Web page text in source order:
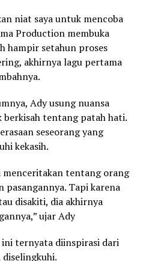
niat saya untuk mencoba
Production membuka
hampir setahun proses
akhirnya lagu pertama
Ady usung nuansa
tentang patah hati.
seseorang yang
kekasih.
menceritakan tentang orang
pasangannya. Tapi karena
disakiti, dia akhirnya
ujar Ady
ternyata diinspirasi dari